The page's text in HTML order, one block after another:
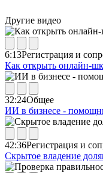
Другие видео
6:13Регистрация и
Как открыть онлайн-
32:24Общее
ИИ в бизнесе -
42:36Регистрация и
Скрытое владение